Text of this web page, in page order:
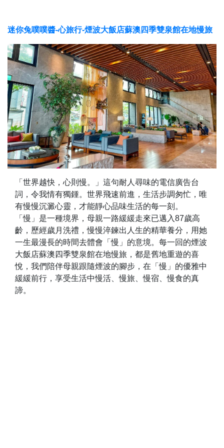
迷你兔噗噗醬-心旅行-煙波大飯店蘇澳四季雙泉館在地慢旅
「世界越快，心則慢。」這句耐人尋味的電信廣告台
詞，令我情有獨鍾。世界飛速前進，生活步調匆忙，唯
有慢慢沉澱心靈，才能靜心品味生活的每一刻。
「慢」是一種境界，母親一路緩緩走來已邁入87歲高
齡，歷經歲月洗禮，慢慢淬鍊出人生的精華養分，用她
一生最漫長的時間去體會「慢」的意境。每一回的煙波
大飯店蘇澳四季雙泉館在地慢旅，都是舊地重遊的喜
悅，我們陪伴母親跟隨煙波的腳步，在「慢」的優雅中
緩緩前行，享受生活中慢活、慢旅、慢宿、慢食的真
諦。